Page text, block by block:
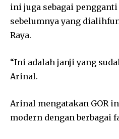
ini juga sebagai pengganti
sebelumnya yang
Raya.
“Ini adalah janji yang
Arinal.
Arinal mengatakan GOR
modern dengan berbagai